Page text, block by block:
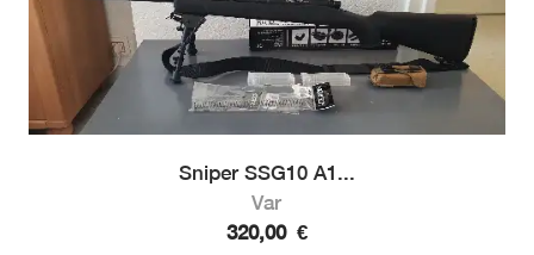
Sniper SSG10 A1...
Var
320,00 €